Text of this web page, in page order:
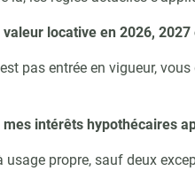
locative en 2026, 2027
pas entrée en vigueur,
intérêts hypothécaires
propre, sauf deux